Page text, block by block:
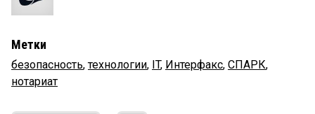
Метки
безопасность,технологии, IT, Интерфакс, СПАРК,
нотариат